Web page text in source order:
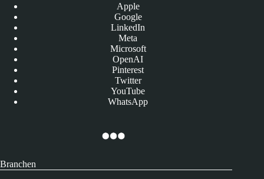
Apple
Google
LinkedIn
Meta
Microsoft
OpenAI
Pinterest
Twitter
YouTube
WhatsApp
Branchen